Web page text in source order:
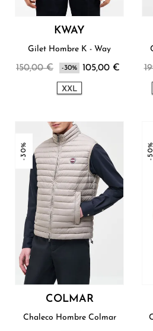
KWAY
Gilet Hombre K - Way
150,00 € -30% 105,00 €
XXL
-30%
COLMAR
Chaleco Hombre Colmar
-50%